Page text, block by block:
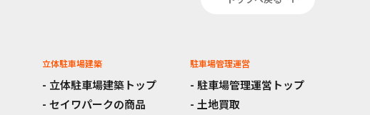
立体駐車場建築
立体駐車場建築トップ
セイワパークの商品
駐車場管理運営
駐車場管理運営トップ
土地買取